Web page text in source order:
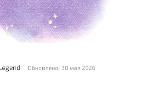
Обновлено: 30 мая 2026